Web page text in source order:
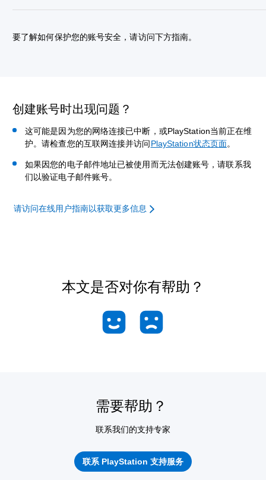
要了解如何保护您的账号安全，请访问下方指南。
创建账号时出现问题？
这可能是因为您的网络连接已中断，或PlayStation当前正在维
护。请检查您的互联网连接并访问PlayStation状态页面。
如果因您的电子邮件地址已被使用而无法创建账号，请联系我
们以验证电子邮件账号。
请访问在线用户指南以获取更多信息
本文是否对你有帮助？
需要帮助？
联系我们的支持专家
联系 PlayStation 支持服务